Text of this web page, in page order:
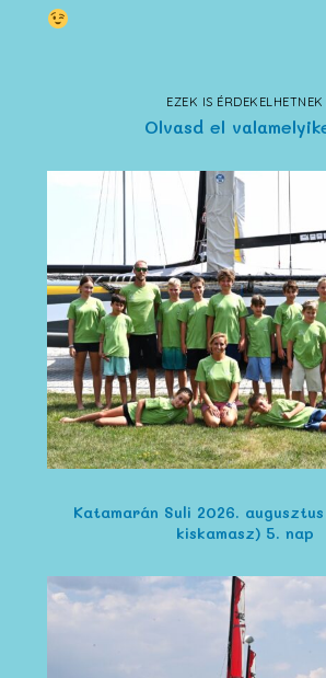
EZEK IS ÉRDEKELHETNEK
Olvasd el
Katamarán Suli 2026.
kiskamasz) 5. nap